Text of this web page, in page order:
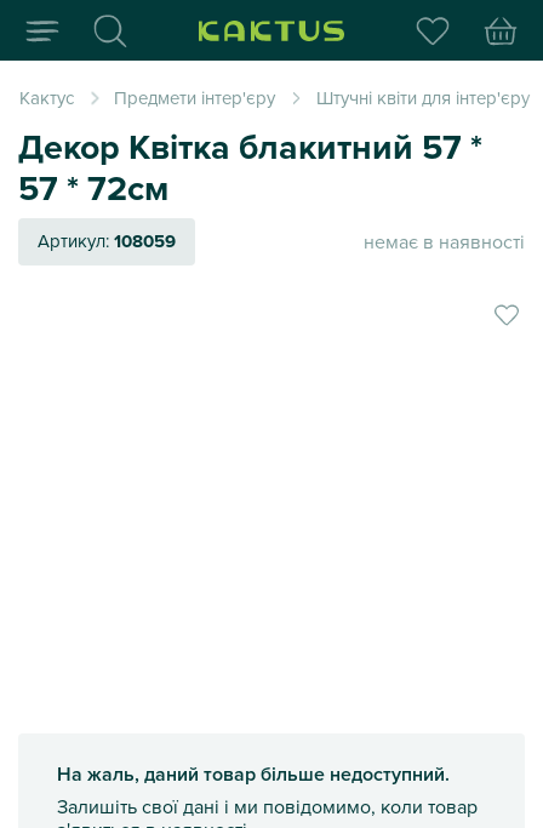
Інтернет-магазин
Кактус Предмети інтер'єру Штучні квіти для інтер'єру
Декор Квітка блакитний 57 *
57 * 72см
Артикул:108059 немає в наявності
На жаль, даний товар більше недоступний.
Залишіть свої дані і ми повідомимо, коли товар